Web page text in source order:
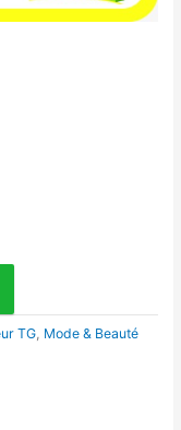
TG Mode & Beauté